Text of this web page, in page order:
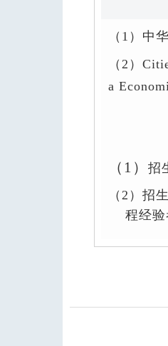
（1）中
（2）
a
（1）
招
（2）招
程经